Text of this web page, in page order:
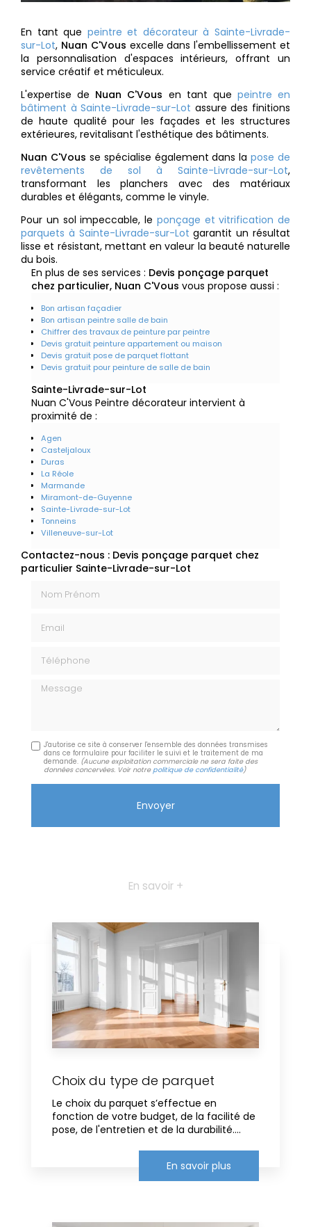
En tant que peintre et décorateur à Sainte-Livrade-
sur-Lot, Nuan C'Vous excelle dans l'embellissement et
la personnalisation d'espaces intérieurs, offrant un
service créatif et méticuleux.
L'expertise de Nuan C'Vous en tant que peintre en
bâtiment à Sainte-Livrade-sur-Lot assure des finitions
de haute qualité pour les façades et les structures
extérieures, revitalisant l'esthétique des bâtiments.
Nuan C'Vous se spécialise également dans lapose de
revêtements de sol à Sainte-Livrade-sur-Lot,
transformant les planchers avec des matériaux
durables et élégants, comme le vinyle.
Pour un sol impeccable, le ponçage et vitrification de
parquets à Sainte-Livrade-sur-Lot garantit un résultat
lisse et résistant, mettant en valeur la beauté naturelle
du bois.
En plus de ses services : Devis ponçage parquet
chez particulier, Nuan C'Vous vous propose aussi :
Bon artisan façadier
Bon artisan peintre salle de bain
Chiffrer des travaux de peinture par peintre
Devis gratuit peinture appartement ou maison
Devis gratuit pose de parquet flottant
Devis gratuit pour peinture de salle de bain
Sainte-Livrade-sur-Lot
Nuan C'Vous Peintre décorateur intervient à
proximité de :
Agen
Casteljaloux
Duras
La Réole
Marmande
Miramont-de-Guyenne
Sainte-Livrade-sur-Lot
Tonneins
Villeneuve-sur-Lot
Contactez-nous : Devis ponçage parquet chez
particulier Sainte-Livrade-sur-Lot
Message
J'autorise ce site à conserver l'ensemble des données transmises
dans ce formulaire pour faciliter le suivi et le traitement de ma
demande. (Aucune exploitation commerciale ne sera faite des
données concervées. Voir notre politique de confidentialité)
En savoir +
Choix du type de parquet
Le choix du parquet s’effectue en
fonction de votre budget, de la facilité de
pose, de l'entretien et de la durabilité....
En savoir plus